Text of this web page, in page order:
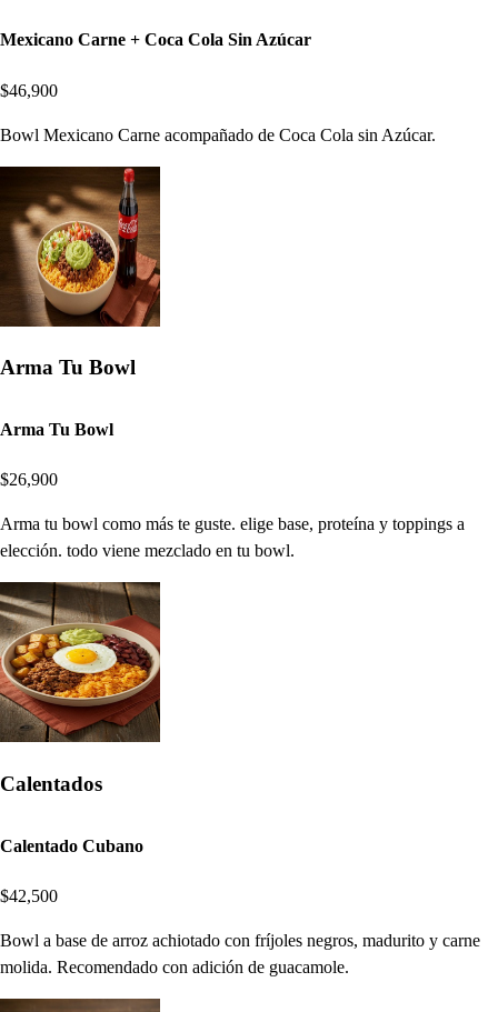
Mexicano Carne + Coca Cola Sin Azúcar
$46,900
Bowl Mexicano Carne acompañado de Coca Cola sin Azúcar.
Arma Tu Bowl
Arma Tu Bowl
$26,900
Arma tu bowl como más te guste. elige base, proteína y toppings a
elección. todo viene mezclado en tu bowl.
Calentados
Calentado Cubano
$42,500
Bowl a base de arroz achiotado con fríjoles negros, madurito y carne
molida. Recomendado con adición de guacamole.